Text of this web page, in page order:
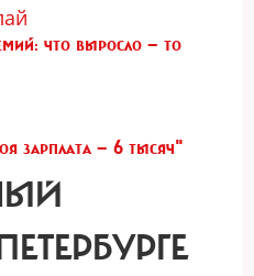
что выросло — то
зарплата — 6 тысяч"